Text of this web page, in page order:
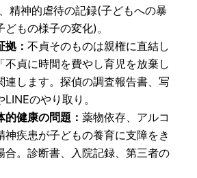
精神的虐待の記録(子どもへの暴
もの様子の変化)。
： 不貞そのものは親権に直結し
不貞に時間を費やし育児を放棄し
連します。探偵の調査報告書、写
のやり取り。
健康の問題： 薬物依存、アルコ
神疾患が子どもの養育に支障をき
合。診断書、入院記録、第三者の